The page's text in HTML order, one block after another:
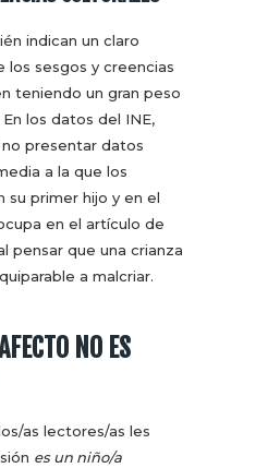
indican un claro
los sesgos y creencias
teniendo un gran peso
los datos del INE,
presentar datos
a la que los
su primer hijo y en el
en el artículo de
pensar que una crianza
a malcriar.
NO ES
as lectores/as les
es un niño/a